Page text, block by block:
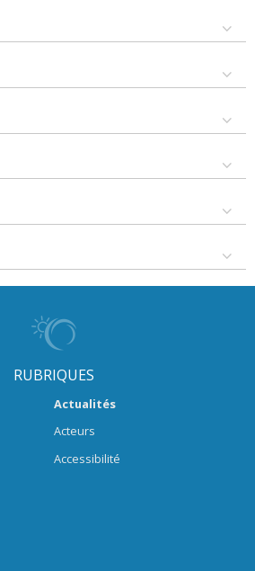
RUBRIQUES
Actualités
Acteurs
Accessibilité